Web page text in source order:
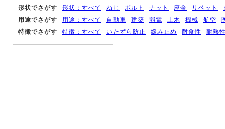
形状でさがす
形状：すべて ねじ ボルト ナット 座金 リベット
用途でさがす
用途：すべて 自動車 建築 弱電 土木 機械 航空
特徴でさがす
特徴：すべて いたずら防止 緩み止め 耐食性 耐熱